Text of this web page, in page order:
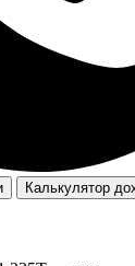
Калькулятор